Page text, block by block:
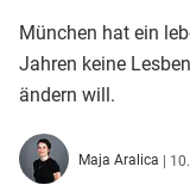
München hat ein
Jahren keine
ändern will.
Maja Aralica |